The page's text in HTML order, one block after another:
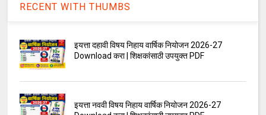
RECENT WITH THUMBS
इयत्ता दहावी विषय निहाय वार्षिक नियोजन 2026-27
Download करा | शिक्षकांसाठी उपयुक्त PDF
इयत्ता नववी विषय निहाय वार्षिक नियोजन 2026-27